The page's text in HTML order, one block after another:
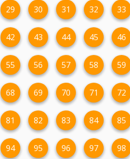
29 30 31 32 33
42 43 44 45 46
55 56 57 58 59
68 69 70 71 72
81 82 83 84 85
94 95 96 97 98